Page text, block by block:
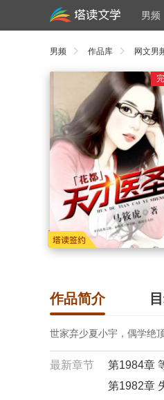
男频
男频 作品库 网文男
作品简介
世家弃少夏小宇，偶学绝
最新章节 第1984章
第1982章